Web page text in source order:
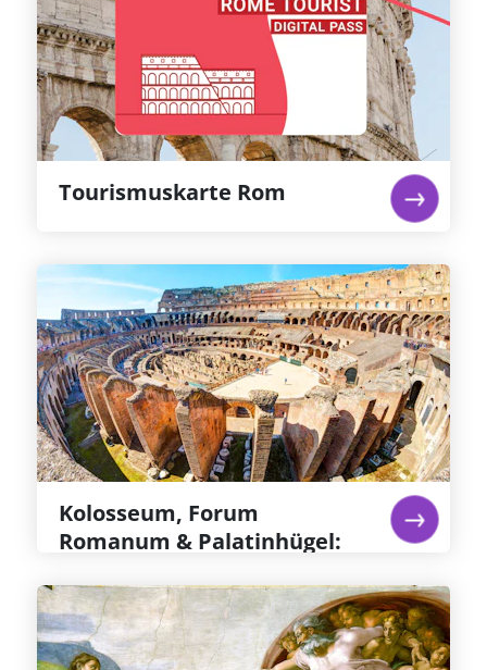
Tourismuskarte Rom
Rom wurde zwar nicht an einem Tag erbaut,
aber Sie können das Beste davon an nur einem
Tag sehen! Sichern Sie sich die Rom Tourist Card
und Sie sind mit Ihrer Touristenkarte für Rom
für die wichtigsten Orte in Rom bestens
gerüstet.
Weiterlesen...
Kolosseum, Forum
Romanum & Palatinhügel:
Kolosseum, Forum Romanum &
Palatinhügel: Priorisierter
Eintritt
Besuchen Sie das Kolosseum und erhalten Sie
Zutritt zu dem normalerweise gesperrten
Bereich der Arena, auf dem die Gladiatoren um
ihr Leben kämpften. Erkunden Sie das Forum
Romanum und den Palatinhügel.
Weiterlesen...
Vatikanische Museen &
Sixtinische Kapell